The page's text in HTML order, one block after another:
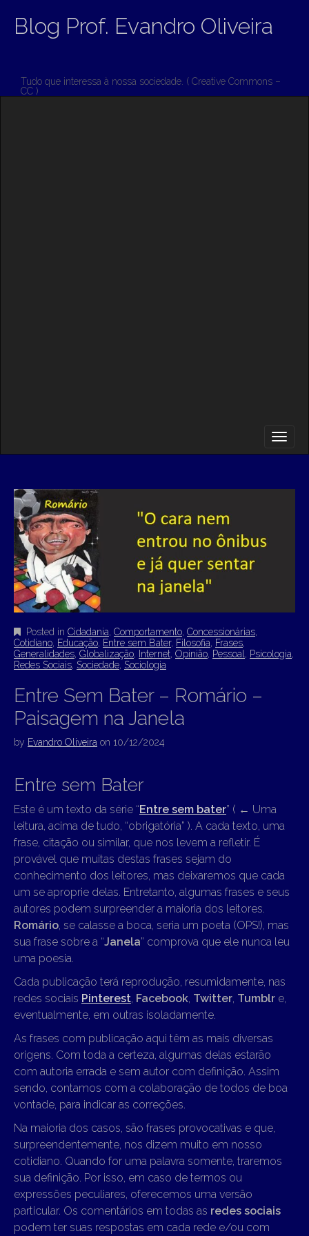
Blog Prof. Evandro Oliveira
Tudo que interessa à nossa sociedade. ( Creative Commons –
CC )
Posted in Cidadania Comportamento Concessionárias
Cotidiano Educação Entre sem Bater, Filosofia Frases
Generalidades Globalização Internet Opinião Pessoal Psicologia
Redes Sociais Sociedade Sociologia
Entre Sem Bater – Romário –
Paisagem na Janela
by Evandro Oliveira on 10/12/2024
Entre sem Bater
Este é um texto da série “Entre sem bater” ( ← Uma
leitura, acima de tudo, “obrigatória” ). A cada texto, uma
frase, citação ou similar, que nos levem a refletir. É
provável que muitas destas frases sejam do
conhecimento dos leitores, mas deixaremos que cada
um se aproprie delas. Entretanto, algumas frases e seus
autores podem surpreender a maioria dos leitores.
Romário, se calasse a boca, seria um poeta (OPS!), mas
sua frase sobre a “Janela” comprova que ele nunca leu
uma poesia.
Cada publicação terá reprodução, resumidamente, nas
redes sociais Pinterest, Facebook, Twitter, Tumblr e,
eventualmente, em outras isoladamente.
As frases com publicação aqui têm as mais diversas
origens. Com toda a certeza, algumas delas estarão
com autoria errada e sem autor com definição. Assim
sendo, contamos com a colaboração de todos de boa
vontade, para indicar as correções.
Na maioria dos casos, são frases provocativas e que,
surpreendentemente, nos dizem muito em nosso
cotidiano. Quando for uma palavra somente, traremos
sua definição. Por isso, em caso de termos ou
expressões peculiares, oferecemos uma versão
particular. Os comentários em todas as redes sociais
podem ter suas respostas em cada rede e/ou com